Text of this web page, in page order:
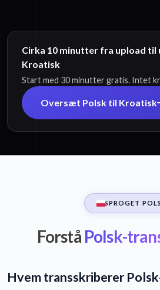
Cirka 10 minutter fra upload
Kroatisk
Start med 30 minutter gratis. Intet
Oversæt Polsk til Kroatisk
SPROGET
Forstå Polsk-
Hvem transskriberer